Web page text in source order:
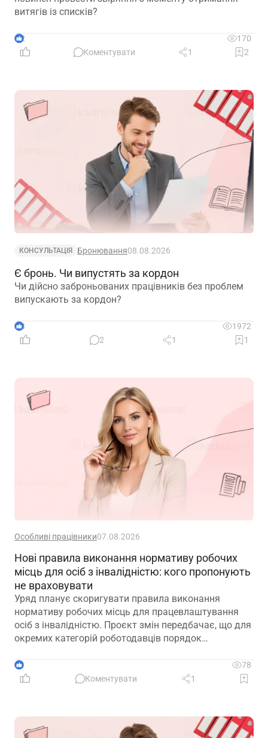
витягів із списків?
2
170
Коментувати
1 2
КОНСУЛЬТАЦІЯ Бронювання08.08.2026
Є бронь. Чи випустять за кордон
Чи дійсно заброньованих працівників без проблем
випускають за кордон?
3
1972
2
1 1
Особливі працівники07.08.2026
Нові правила виконання нормативу робочих
місць для осіб з інвалідністю: кого пропонують
не враховувати
Уряд планує скоригувати правила виконання
нормативу робочих місць для працевлаштування
осіб з інвалідністю. Проєкт змін передбачає, що для
окремих категорій роботодавців порядок
врахувати специфіку їхньої діяльності та усунути
практичні труднощі із виконанням законодавчих
1
78
Коментувати
1